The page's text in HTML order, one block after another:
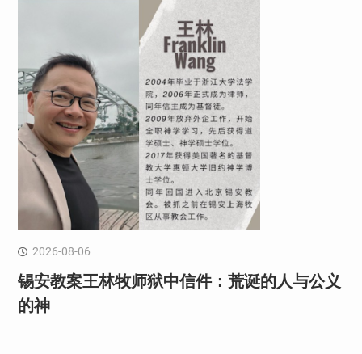
2026-08-06
锡安教案王林牧师狱中信件：荒诞的人与公义
的神